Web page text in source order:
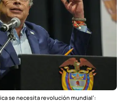
se necesita revolución mundial’: